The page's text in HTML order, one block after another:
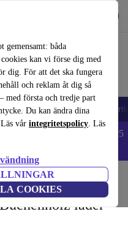
gemensamt: båda
cookies kan vi förse dig med
dig. För att det ska fungera
och reklam åt dig så
med första och tredje part
Du kan ändra dina
vår integritetspolicy. Läs
COOKIES
datorer Surfplattor
laptops - Code: LAPTOP5
läder